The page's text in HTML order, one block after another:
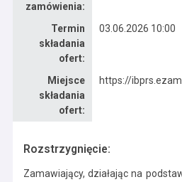
zamówienia:
Termin
składania
ofert:
03.06.2026 10:00
Miejsce
składania
ofert:
https://
Rozstrzygnięcie:
Zamawiający, działając na